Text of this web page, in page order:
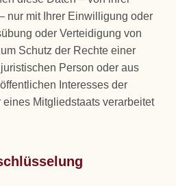
nur mit Ihrer Einwilligung oder
oder Verteidigung von
Schutz der Rechte einer
Person oder aus
Interesses der
Mitgliedstaats verarbeitet